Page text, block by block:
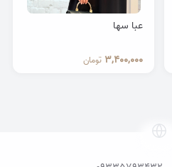
عبا سها
3,400,000 تومان